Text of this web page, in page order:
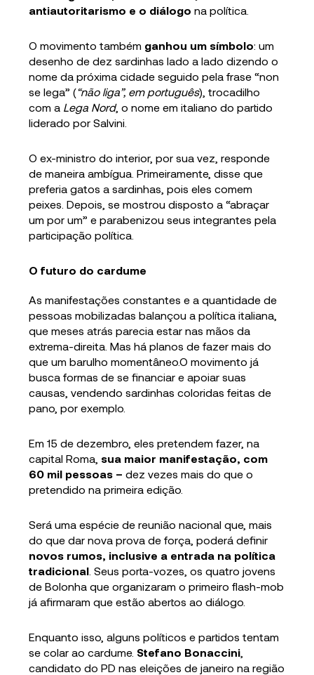
antiautoritarismo e o diálogo na política.
O movimento também ganhou um símbolo: um
desenho de dez sardinhas lado a lado dizendo o
nome da próxima cidade seguido pela frase “non
se lega” (“não liga”, em português), trocadilho
com a Lega Nord, o nome em italiano do partido
liderado por Salvini.
O ex-ministro do interior, por sua vez, responde
de maneira ambígua. Primeiramente, disse que
preferia gatos a sardinhas, pois eles comem
peixes. Depois, se mostrou disposto a “abraçar
um por um” e parabenizou seus integrantes pela
participação política.
O futuro do cardume
As manifestações constantes e a quantidade de
pessoas mobilizadas balançou a política italiana,
que meses atrás parecia estar nas mãos da
extrema-direita. Mas há planos de fazer mais do
que um barulho momentâneo.O movimento já
busca formas de se financiar e apoiar suas
causas, vendendo sardinhas coloridas feitas de
pano, por exemplo.
Em 15 de dezembro, eles pretendem fazer, na
capital Roma, sua maior manifestação, com
60 mil pessoas –dez vezes mais do que o
pretendido na primeira edição.
Será uma espécie de reunião nacional que, mais
do que dar nova prova de força, poderá definir
novos rumos, inclusive a entrada na política
tradicional . Seus porta-vozes, os quatro jovens
de Bolonha que organizaram o primeiro flash-mob
já afirmaram que estão abertos ao diálogo.
Enquanto isso, alguns políticos e partidos tentam
se colar ao cardume. Stefano Bonaccini
candidato do PD nas eleições de janeiro na região